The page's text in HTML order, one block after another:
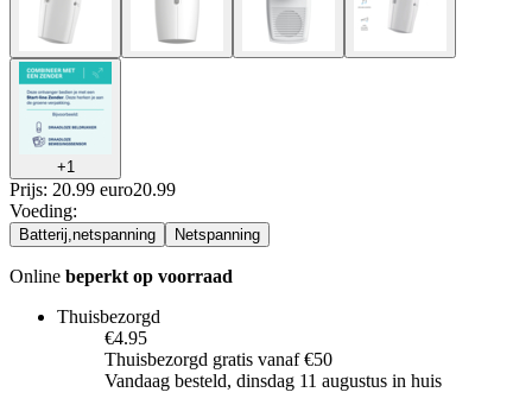
+1
Prijs: 20.99 euro20.99
Voeding:
Batterij,netspanning Netspanning
Online beperkt op voorraad
Thuisbezorgd
€4.95
Thuisbezorgd gratis vanaf €50
Vandaag besteld, dinsdag 11 augustus in huis